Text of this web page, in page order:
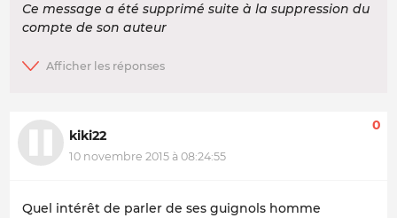
Ce message a été supprimé suite à la suppression du
compte de son auteur
kiki22
10 novembre 2015 à 08:24:55
0
Quel intérêt de parler de ses guignols homme